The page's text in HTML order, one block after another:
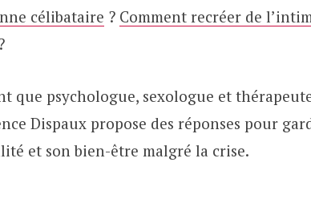
célibataire ? Comment recréer de
que psychologue, sexologue et
Dispaux propose des réponses pour
et son bien-être malgré la crise.